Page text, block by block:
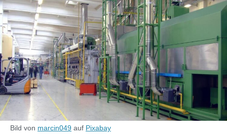
Bild von marcin049 auf Pixabay